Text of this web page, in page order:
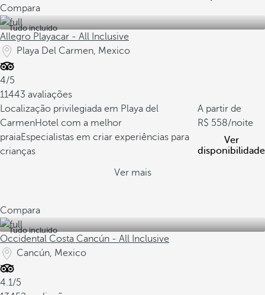
Compara
Tudo incluído
Allegro Playacar - All Inclusive
Playa Del Carmen, Mexico
4/5
11443 avaliações
Localização privilegiada em Playa del
CarmenHotel com a melhor
praiaEspecialistas em criar experiências para
crianças
A partir de
558/noite
Ver
disponibilidade
Ver mais
Compara
Tudo incluído
Occidental Costa Cancún - All Inclusive
Cancún, Mexico
4.1/5